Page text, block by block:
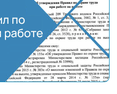
приказа № 782Н "Об